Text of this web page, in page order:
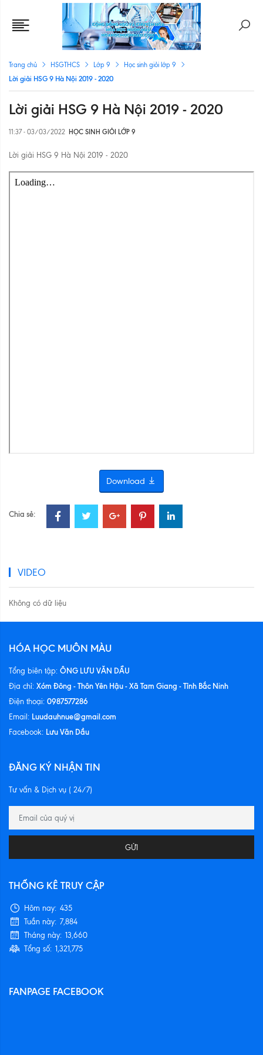
Trang chủ HSGTHCS Lớp 9 Học sinh giỏi lớp 9
Lời giải HSG 9 Hà Nội 2019 - 2020
Lời giải HSG 9 Hà Nội 2019 - 2020
11:37 - 03/03/2022 HỌC SINH GIỎI LỚP 9
Lời giải HSG 9 Hà Nội 2019 - 2020
Download
Chia sẻ:
VIDEO
Không có dữ liệu
HÓA HỌC MUÔN MÀU
Tổng biên tập: ÔNG LƯU VĂN DẦU
Địa chỉ: Xóm Đông - Thôn Yên Hậu - Xã Tam Giang - Tỉnh Bắc Ninh
Điện thoại: 0987577286
Email: Luudauhnue@gmail.com
Facebook: Lưu Văn Dầu
ĐĂNG KÝ NHẬN TIN
Tư vấn & Dịch vụ ( 24/7)
GỬI
THỐNG KÊ TRUY CẬP
Hôm nay: 435
Tuần này: 7,884
Tháng này: 13,660
Tổng số: 1,321,775
FANPAGE FACEBOOK